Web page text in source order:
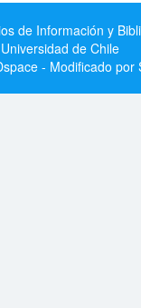
de Información y
Universidad de Chile
- Modificado por